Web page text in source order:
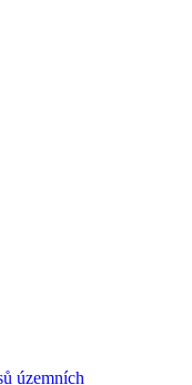
územních